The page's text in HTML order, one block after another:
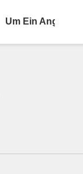
Um Ein Angebot